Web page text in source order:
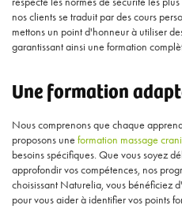
nos clients se traduit par des cours
mettons un point d'honneur à utiliser
garantissant ainsi une formation
Une formation
Nous comprenons que chaque
proposons une formation massage
besoins spécifiques. Que vous soyez
approfondir vos compétences, nos
choisissant Naturelia, vous bénéficiez
pour vous aider à identifier vos points